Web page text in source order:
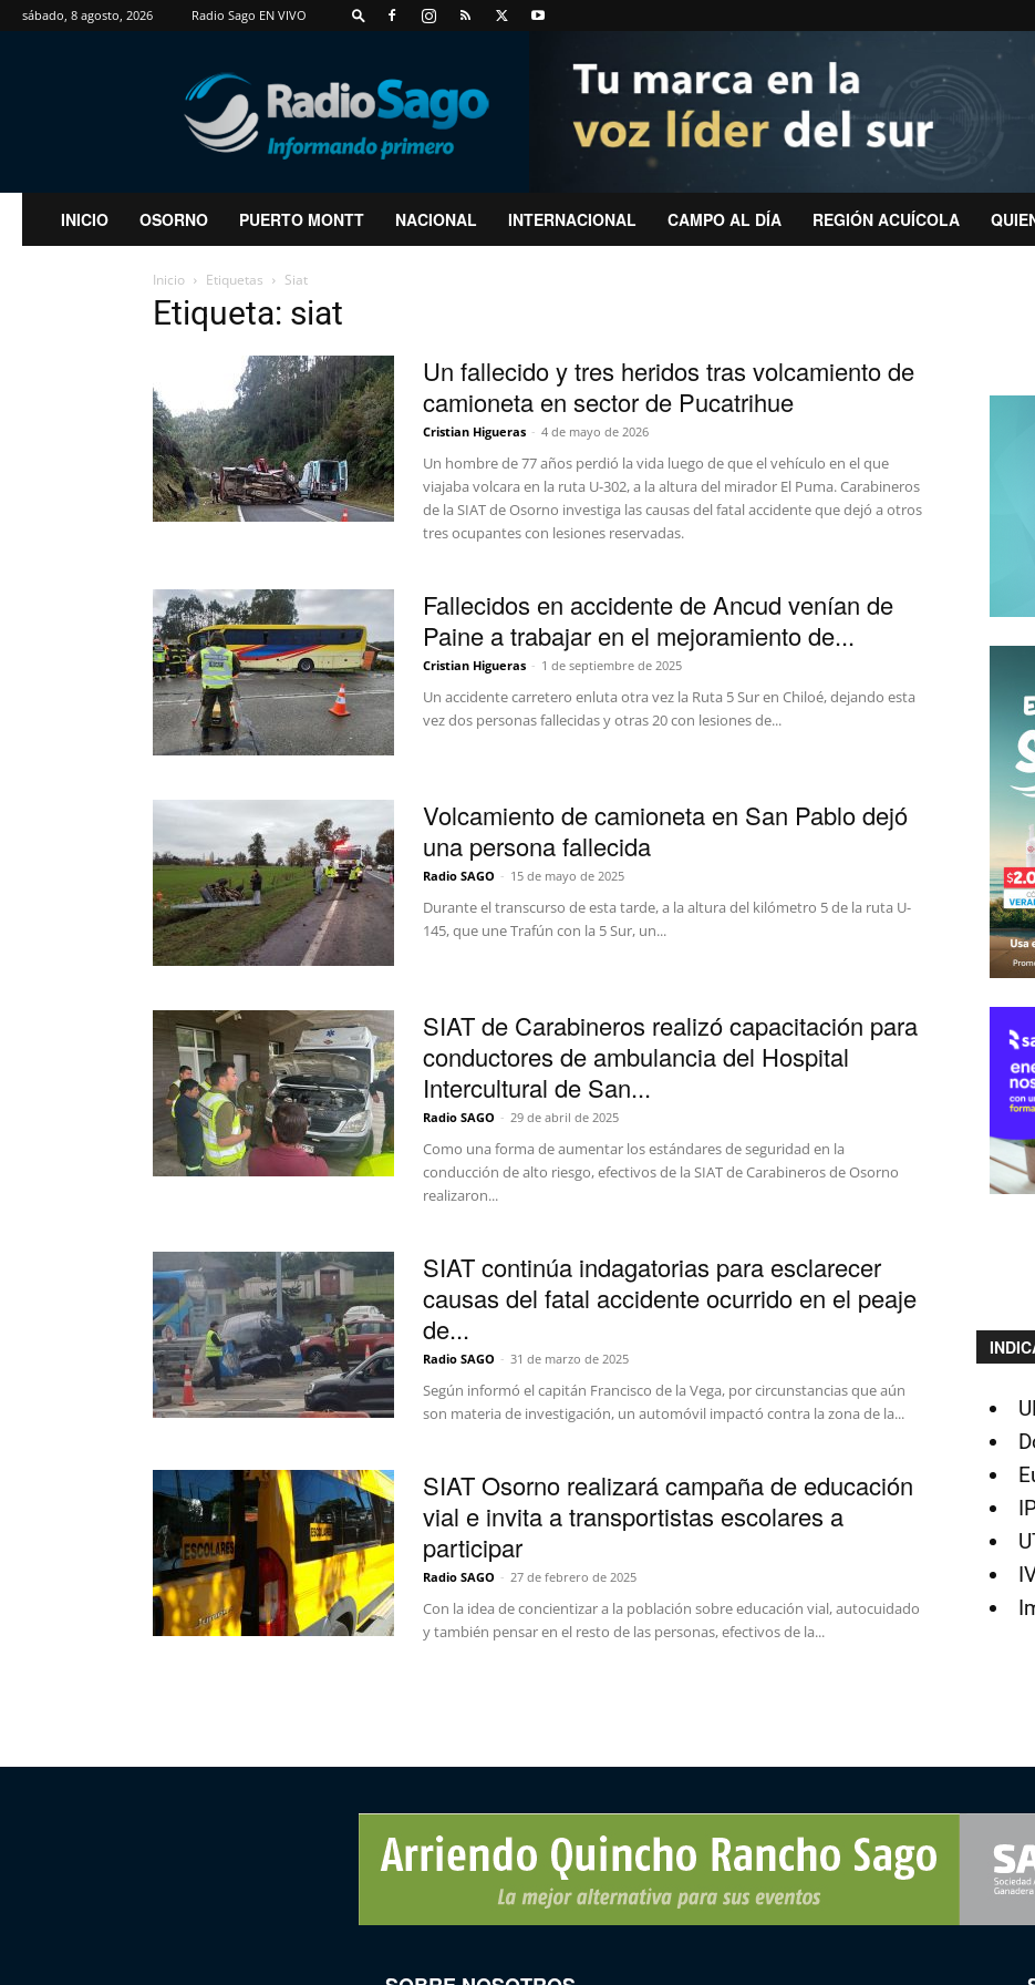
sábado, 8 agosto, 2026 Radio Sago EN VIVO
RadioSago
INICIO OSORNO PUERTO MONTT NACIONAL INTERNACIONAL CAMPO AL DÍA REGIÓN ACUÍCOLA
Inicio Etiquetas Siat
Etiqueta: siat
Un fallecido y tres heridos tras volcamiento de
camioneta en sector de Pucatrihue
Cristian Higueras - 4 de mayo de 2026
Un hombre de 77 años perdió la vida luego de que el vehículo en el que
viajaba volcara en la ruta U-302, a la altura del mirador El Puma. Carabineros
de la SIAT de Osorno investiga las causas del fatal accidente que dejó a otros
tres ocupantes con lesiones reservadas.
Fallecidos en accidente de Ancud venían de
Paine a trabajar en el mejoramiento de...
Cristian Higueras - 1 de septiembre de 2025
Un accidente carretero enluta otra vez la Ruta 5 Sur en Chiloé, dejando esta
vez dos personas fallecidas y otras 20 con lesiones de...
Volcamiento de camioneta en San Pablo dejó
una persona fallecida
Radio SAGO - 15 de mayo de 2025
Durante el transcurso de esta tarde, a la altura del kilómetro 5 de la ruta U-
145, que une Trafún con la 5 Sur, un...
SIAT de Carabineros realizó capacitación para
conductores de ambulancia del Hospital
Intercultural de San...
Radio SAGO - 29 de abril de 2025
Como una forma de aumentar los estándares de seguridad en la
conducción de alto riesgo, efectivos de la SIAT de Carabineros de Osorno
realizaron...
SIAT continúa indagatorias para esclarecer
causas del fatal accidente ocurrido en el peaje
de...
Radio SAGO - 31 de marzo de 2025
Según informó el capitán Francisco de la Vega, por circunstancias que aún
son materia de investigación, un automóvil impactó contra la zona de la...
SIAT Osorno realizará campaña de educación
vial e invita a transportistas escolares a
participar
Radio SAGO - 27 de febrero de 2025
Con la idea de concientizar a la población sobre educación vial, autocuidado
y también pensar en el resto de las personas, efectivos de la...